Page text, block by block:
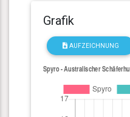
Grafik
AUFZEICHNUNG